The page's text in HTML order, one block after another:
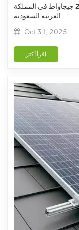
بدء إنشاء مشروع للطاقة الكهروضوئية بقدرة 2 جيجاواط في المملكة
العربية السعودية
Oct 31, 2025
اقرأ أكثر